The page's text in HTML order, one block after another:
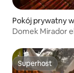
Pokój prywatny
Domek Mirador
Superhost
Superhost